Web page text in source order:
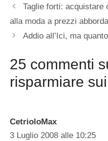
Taglie forti: acquistare
alla moda a prezzi
Addio all’Ici, ma
25 commenti
risparmiare
CetrioloMax
3 Luglio 2008 alle 10:25